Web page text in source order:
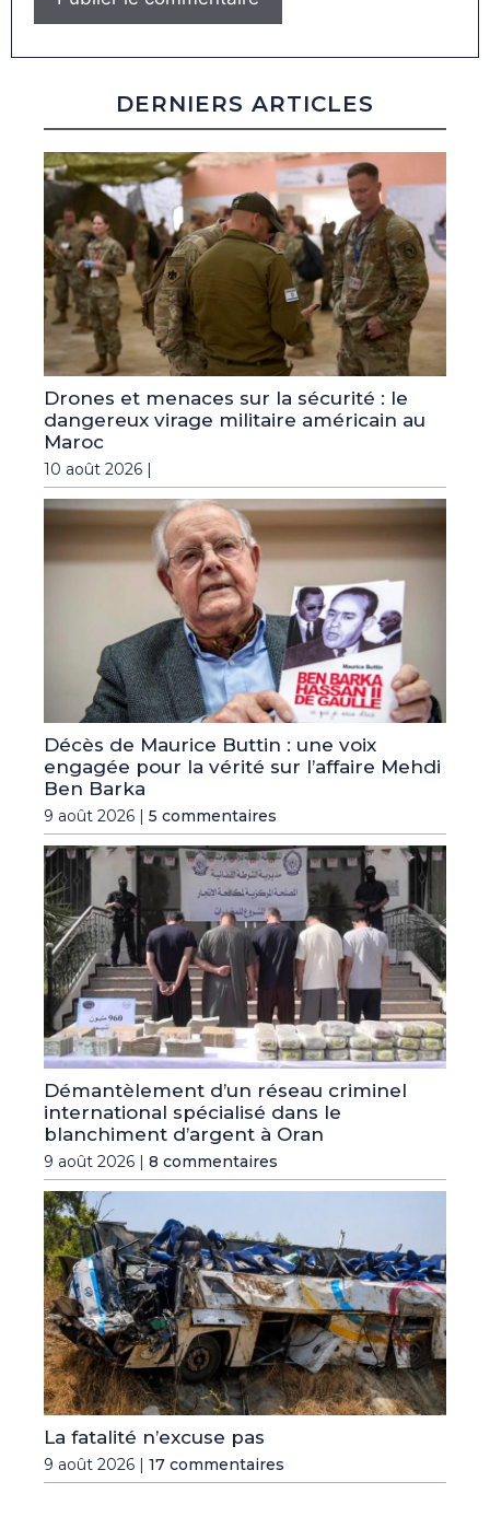
DERNIERS ARTICLES
Drones et menaces sur la sécurité : le
dangereux virage militaire américain au
Maroc
10 août 2026 |
Décès de Maurice Buttin : une voix
engagée pour la vérité sur l’affaire Mehdi
Ben Barka
9 août 2026 | 5 commentaires
Démantèlement d’un réseau criminel
international spécialisé dans le
blanchiment d’argent à Oran
9 août 2026 | 8 commentaires
La fatalité n’excuse pas
9 août 2026 | 17 commentaires